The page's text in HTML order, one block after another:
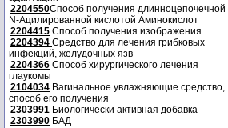
2204550Способ получения длинноцепочечной
N-Ацилированной кислотой Аминокислот
2204415 Способ получения изображения
2204394 Средство для лечения грибковых
инфекций, желудочных язв
2204366 Способ хирургического лечения
глаукомы
2104034 Вагинальное увлажняющие средство,
способ его получения
2303991 Биологически активная добавка
2303990 БАД